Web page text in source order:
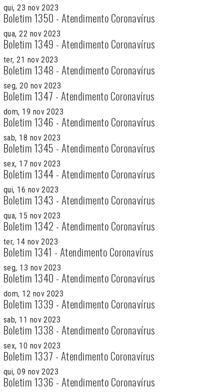
qui, 23 nov 2023
Boletim 1350 - Atendimento Coronavírus
qua, 22 nov 2023
Boletim 1349 - Atendimento Coronavírus
ter, 21 nov 2023
Boletim 1348 - Atendimento Coronavírus
seg, 20 nov 2023
Boletim 1347 - Atendimento Coronavírus
dom, 19 nov 2023
Boletim 1346 - Atendimento Coronavírus
sab, 18 nov 2023
Boletim 1345 - Atendimento Coronavírus
sex, 17 nov 2023
Boletim 1344 - Atendimento Coronavírus
qui, 16 nov 2023
Boletim 1343 - Atendimento Coronavírus
qua, 15 nov 2023
Boletim 1342 - Atendimento Coronavírus
ter, 14 nov 2023
Boletim 1341 - Atendimento Coronavírus
seg, 13 nov 2023
Boletim 1340 - Atendimento Coronavírus
dom, 12 nov 2023
Boletim 1339 - Atendimento Coronavírus
sab, 11 nov 2023
Boletim 1338 - Atendimento Coronavírus
sex, 10 nov 2023
Boletim 1337 - Atendimento Coronavírus
qui, 09 nov 2023
Boletim 1336 - Atendimento Coronavírus